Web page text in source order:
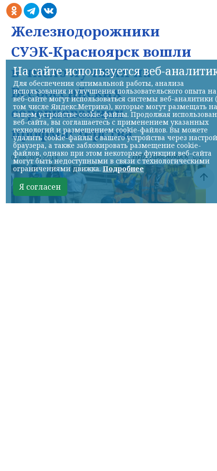
Железнодорожники
СУЭК-Красноярск вошли
в число лучших на
Всероссийских
соревнованиях
профмастерства
07.08.2026 22:13 НИА-Красноярск
На сайте используется веб-
Для обеспечения оптимальной работы, анализа
использования и улучшения пользовательского опыта на
веб-сайте могут использоваться системы веб-аналитики
том числе Яндекс.Метрика), которые могут размещать на
вашем устройстве cookie-файлы. Продолжая
веб-сайта, вы соглашаетесь с применением указанных
технологий и размещением cookie-файлов. Вы можете
удалить cookie-файлы с вашего устройства через
браузера, а также заблокировать размещение cookie-
файлов, однако при этом некоторые функции веб-сайта
могут быть недоступными в связи с технологическими
ограничениями движка.Подробнее
Я согласен